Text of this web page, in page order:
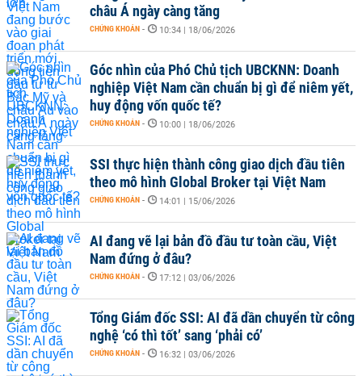
châu Á ngày càng tăng
CHỨNG KHOÁN - 10:34 | 18/06/2026
Góc nhìn của Phó Chủ tịch UBCKNN: Doanh
nghiệp Việt Nam cần chuẩn bị gì để niêm yết,
huy động vốn quốc tế?
CHỨNG KHOÁN - 10:00 | 18/06/2026
SSI thực hiện thành công giao dịch đầu tiên
theo mô hình Global Broker tại Việt Nam
CHỨNG KHOÁN - 14:01 | 15/06/2026
AI đang vẽ lại bản đồ đầu tư toàn cầu, Việt
Nam đứng ở đâu?
CHỨNG KHOÁN - 17:12 | 03/06/2026
Tổng Giám đốc SSI: AI đã dần chuyển từ công
nghệ ‘có thì tốt’ sang ‘phải có’
CHỨNG KHOÁN - 16:32 | 03/06/2026